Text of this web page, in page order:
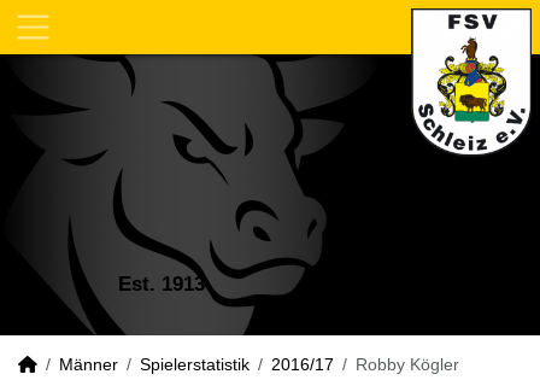
Est. 1913
Männer Spielerstatistik 2016/17 Robby Kögler